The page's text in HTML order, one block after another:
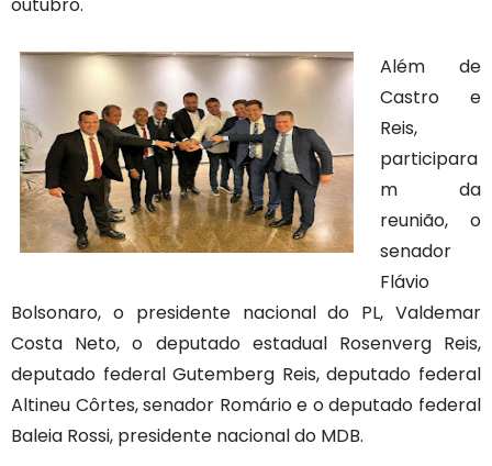
outubro.
Além de
Castro e
Reis,
participara
m da
reunião, o
senador
Flávio
Bolsonaro, o presidente nacional do PL, Valdemar
Costa Neto, o deputado estadual Rosenverg Reis,
deputado federal Gutemberg Reis, deputado federal
Altineu Côrtes, senador Romário e o deputado federal
Baleia Rossi, presidente nacional do MDB.